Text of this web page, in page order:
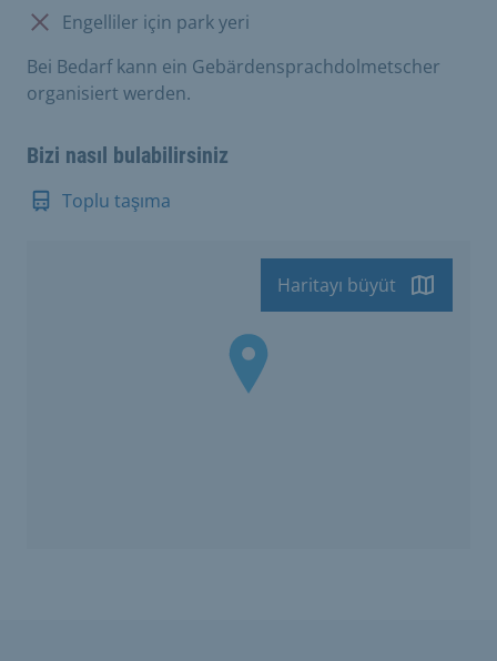
Mevcut değil:
Engelliler için park yeri
Bei Bedarf kann ein Gebärdensprachdolmetscher
organisiert werden.
Bizi nasıl bulabilirsiniz
Toplu taşıma
Haritayı büyüt